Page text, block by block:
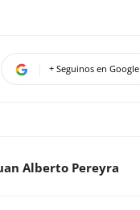
+ Seguinos en Google
Alberto Pereyra